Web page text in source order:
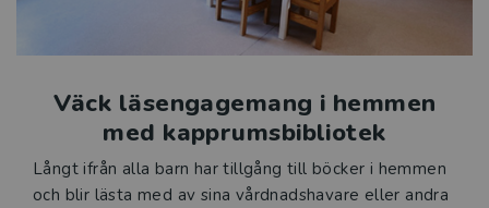
Väck läsengagemang i hemmen
med kapprumsbibliotek
Långt ifrån alla barn har tillgång till böcker i hemmen
och blir lästa med av sina vårdnadshavare eller andra